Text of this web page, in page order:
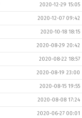
2020-12-29 15:05
2020-12-07 09:42
2020-10-18 18:15
2020-08-29 20:42
2020-08-22 18:57
2020-08-19 23:00
2020-08-15 19:55
2020-08-08 17:24
2020-06-27 00:01